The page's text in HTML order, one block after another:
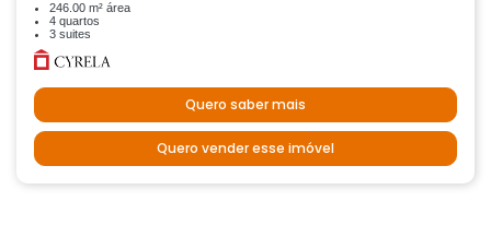
246.00 m² área
4 quartos
3 suites
Quero saber mais
Quero vender esse imóvel